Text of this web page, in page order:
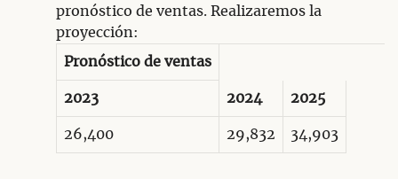
pronóstico de ventas. Realizaremos la
proyección:
Pronóstico de ventas
2023 2024 2025
26,400 29,832 34,903